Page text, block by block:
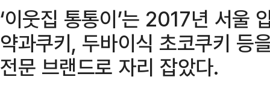
‘이웃집 통통이’는 2017년 서울
약과쿠키, 두바이식 초코쿠키 등
전문 브랜드로 자리 잡았다.